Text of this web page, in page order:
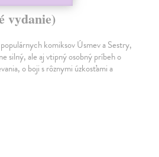
vydanie)
komiksov Úsmev a Sestry,
silný, ale aj vtipný osobný príbeh o
o boji s rôznymi úzkosťami a